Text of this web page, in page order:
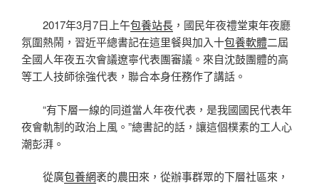
2017年3月7日上午包養站長 ，國民年夜禮堂東年夜廳
氛圍熱鬧，習近平總書記在這里餐與加入十包養軟體二屆
全國人年夜五次會議遼寧代表團審議。來自沈鼓團體的高
等工人技師徐強代表，聯合本身任務作了講話。
“有下層一線的同道當人年夜代表，是我國國民代表年
夜會軌制的政治上風。”總書記的話，讓這個樸素的工人心
潮彭湃。
從廣包養網袤的農田來，從辦事群眾的下層社區來，